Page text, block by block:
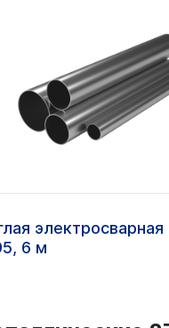
электросварная
6 м